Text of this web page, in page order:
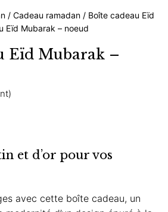
/ Cadeau ramadan / Boîte cadeau Eïd
Eïd Mubarak – noeud
Eïd Mubarak –
et d’or pour vos
avec cette boîte cadeau, un